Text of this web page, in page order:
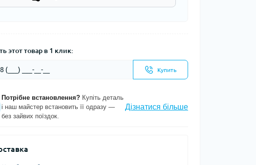
этот товар в 1 клик:
Купить
Потрібне встановлення?Купіть деталь
і наш майстер встановить її одразу —
без зайвих поїздок.
Дізнатися більше